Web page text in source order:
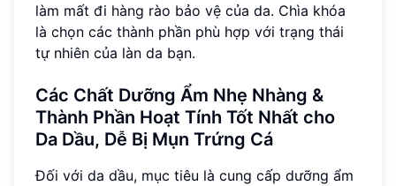
làm mất đi hàng rào bảo vệ của da. Chìa khóa
là chọn các thành phần phù hợp với trạng thái
tự nhiên của làn da bạn.
Các Chất Dưỡng Ẩm Nhẹ Nhàng &
Thành Phần Hoạt Tính Tốt Nhất cho
Da Dầu, Dễ Bị Mụn Trứng Cá
Đối với da dầu, mục tiêu là cung cấp dưỡng ẩm